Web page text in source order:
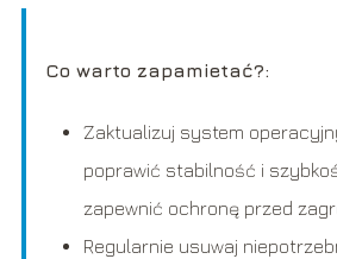
Co warto zapamietać?:
Zaktualizuj system
poprawić stabilność i
zapewnić ochronę przed
Regularnie usuwaj